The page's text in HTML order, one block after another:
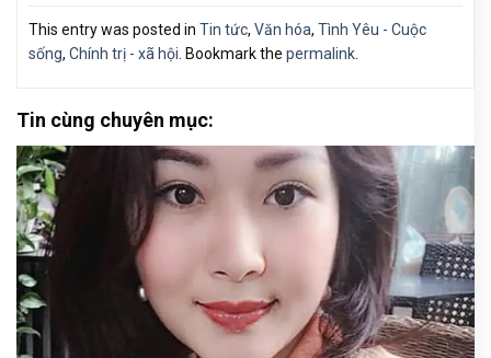
This entry was posted in Tin tức, Văn hóa, Tình Yêu - Cuộc
sống, Chính trị - xã hội. Bookmark the permalink.
Tin cùng chuyên mục: